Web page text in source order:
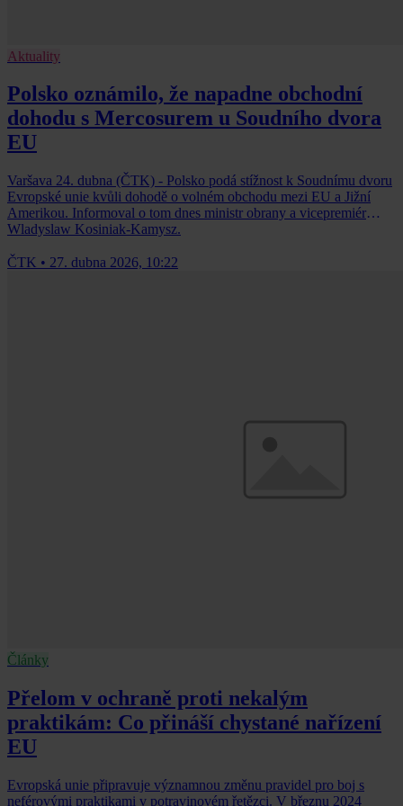
Aktuality
Polsko oznámilo, že napadne obchodní
dohodu s Mercosurem u Soudního dvora
EU
Varšava 24. dubna (ČTK) - Polsko podá stížnost k Soudnímu dvoru
Evropské unie kvůli dohodě o volném obchodu mezi EU a Jižní
Amerikou. Informoval o tom dnes ministr obrany a vicepremiér
Wladyslaw Kosiniak-Kamysz.
ČTK • 27. dubna 2026, 10:22
Články
Přelom v ochraně proti nekalým
praktikám: Co přináší chystané nařízení
EU
Evropská unie připravuje významnou změnu pravidel pro boj s
neférovými praktikami v potravinovém řetězci. V březnu 2024